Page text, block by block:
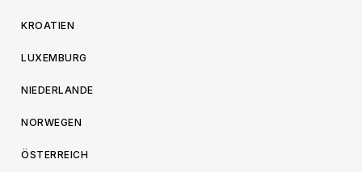
KROATIEN
LUXEMBURG
NIEDERLANDE
NORWEGEN
ÖSTERREICH